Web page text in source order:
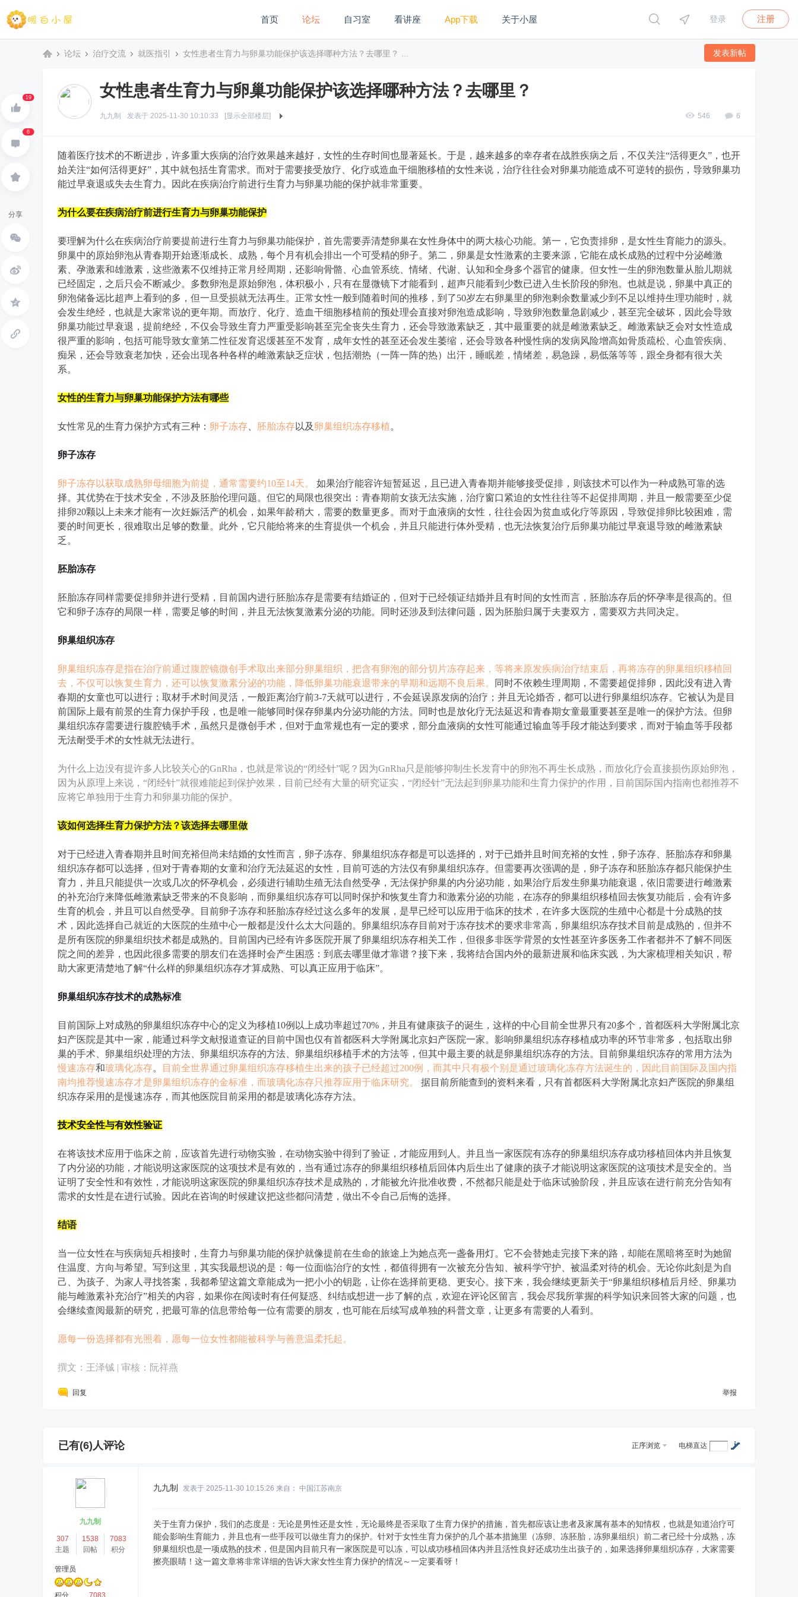
首页 论坛 自习室 看讲座 App下载 关于小屋 登录 注册
论坛 治疗交流
›
就医指引
›
女性患者生育力与卵巢功能保护该选择哪种方法？去哪里？ ... 发表新帖
19
6
分享
女性患者生育力与卵巢功能保护该选择哪种方法？去哪里？
九九制 发表于 2025-11-30 10:10:33 [显示全部楼层] 6
546
随着医疗技术的不断进步，许多重大疾病的治疗效果越来越好，女性的生存时间也显著延长。于是，越来越多的幸存者在战胜疾病之后，不仅关注“活得更久”，也开
始关注“如何活得更好”，其中就包括生育需求。而对于需要接受放疗、化疗或造血干细胞移植的女性来说，治疗往往会对卵巢功能造成不可逆转的损伤，导致卵巢功
能过早衰退或失去生育力。因此在疾病治疗前进行生育力与卵巢功能的保护就非常重要。
为什么要在疾病治疗前进行生育力与卵巢功能保护
要理解为什么在疾病治疗前要提前进行生育力与卵巢功能保护，首先需要弄清楚卵巢在女性身体中的两大核心功能。第一，它负责排卵，是女性生育能力的源头。
卵巢中的原始卵泡从青春期开始逐渐成长、成熟，每个月有机会排出一个可受精的卵子。第二，卵巢是女性激素的主要来源，它能在成长成熟的过程中分泌雌激
素、孕激素和雄激素，这些激素不仅维持正常月经周期，还影响骨骼、心血管系统、情绪、代谢、认知和全身多个器官的健康。但女性一生的卵泡数量从胎儿期就
已经固定，之后只会不断减少。多数卵泡是原始卵泡，体积极小，只有在显微镜下才能看到，超声只能看到少数已进入生长阶段的卵泡。也就是说，卵巢中真正的
卵泡储备远比超声上看到的多，但一旦受损就无法再生。正常女性一般到随着时间的推移，到了50岁左右卵巢里的卵泡剩余数量减少到不足以维持生理功能时，就
会发生绝经，也就是大家常说的更年期。而放疗、化疗、造血干细胞移植前的预处理会直接对卵泡造成影响，导致卵泡数量急剧减少，甚至完全破坏，因此会导致
卵巢功能过早衰退，提前绝经，不仅会导致生育力严重受影响甚至完全丧失生育力，还会导致激素缺乏，其中最重要的就是雌激素缺乏。雌激素缺乏会对女性造成
很严重的影响，包括可能导致女童第二性征发育迟缓甚至不发育，成年女性的甚至还会发生萎缩，还会导致各种慢性病的发病风险增高如骨质疏松、心血管疾病、
痴呆，还会导致衰老加快，还会出现各种各样的雌激素缺乏症状，包括潮热（一阵一阵的热）出汗，睡眠差，情绪差，易急躁，易低落等等，跟全身都有很大关
系。
女性的生育力与卵巢功能保护方法有哪些
女性常见的生育力保护方式有三种： 卵子冻存 胚胎冻存以及 卵巢组织冻存移植。
卵子冻存
卵子冻存以获取成熟卵母细胞为前提，通常需要约10至14天。
如果治疗能容许短暂延迟，且已进入青春期并能够接受促排，则该技术可以作为一种成熟可靠的选
择。其优势在于技术安全，不涉及胚胎伦理问题。但它的局限也很突出：青春期前女孩无法实施，治疗窗口紧迫的女性往往等不起促排周期，并且一般需要至少促
排卵20颗以上未来才能有一次妊娠活产的机会，如果年龄稍大，需要的数量更多。而对于血液病的女性，往往会因为贫血或化疗等原因，导致促排卵比较困难，需
要的时间更长，很难取出足够的数量。此外，它只能给将来的生育提供一个机会，并且只能进行体外受精，也无法恢复治疗后卵巢功能过早衰退导致的雌激素缺
乏。
胚胎冻存
胚胎冻存同样需要促排卵并进行受精，目前国内进行胚胎冻存是需要有结婚证的，但对于已经领证结婚并且有时间的女性而言，胚胎冻存后的怀孕率是很高的。但
它和卵子冻存的局限一样，需要足够的时间，并且无法恢复激素分泌的功能。同时还涉及到法律问题，因为胚胎归属于夫妻双方，需要双方共同决定。
卵巢组织冻存
卵巢组织冻存是指在治疗前通过腹腔镜微创手术取出来部分卵巢组织，把含有卵泡的部分切片冻存起来，等将来原发疾病治疗结束后，再将冻存的卵巢组织移植回
去，不仅可以恢复生育力，还可以恢复激素分泌的功能，降低卵巢功能衰退带来的早期和远期不良后果。
同时不依赖生理周期，不需要超促排卵，因此没有进入青
春期的女童也可以进行；取材手术时间灵活，一般距离治疗前3-7天就可以进行，不会延误原发病的治疗；并且无论婚否，都可以进行卵巢组织冻存。它被认为是目
前国际上最有前景的生育力保护手段，也是唯一能够同时保存卵巢内分泌功能的方法。同时也是放化疗无法延迟和青春期女童最重要甚至是唯一的保护方法。但卵
巢组织冻存需要进行腹腔镜手术，虽然只是微创手术，但对于血常规也有一定的要求，部分血液病的女性可能通过输血等手段才能达到要求，而对于输血等手段都
无法耐受手术的女性就无法进行。
为什么上边没有提许多人比较关心的GnRha，也就是常说的“闭经针”呢？因为GnRha只是能够抑制生长发育中的卵泡不再生长成熟，而放化疗会直接损伤原始卵泡，
因为从原理上来说，“闭经针”就很难能起到保护效果，目前已经有大量的研究证实，“闭经针”无法起到卵巢功能和生育力保护的作用，目前国际国内指南也都推荐不
应将它单独用于生育力和卵巢功能的保护。
该如何选择生育力保护方法？该选择去哪里做
对于已经进入青春期并且时间充裕但尚未结婚的女性而言，卵子冻存、卵巢组织冻存都是可以选择的，对于已婚并且时间充裕的女性，卵子冻存、胚胎冻存和卵巢
组织冻存都可以选择，但对于青春期的女童和治疗无法延迟的女性，目前可选的方法仅有卵巢组织冻存。但需要再次强调的是，卵子冻存和胚胎冻存都只能保护生
育力，并且只能提供一次或几次的怀孕机会，必须进行辅助生殖无法自然受孕，无法保护卵巢的内分泌功能，如果治疗后发生卵巢功能衰退，依旧需要进行雌激素
的补充治疗来降低雌激素缺乏带来的不良影响，而卵巢组织冻存可以同时保护和恢复生育力和激素分泌的功能，在冻存的卵巢组织移植回去恢复功能后，会有许多
生育的机会，并且可以自然受孕。目前卵子冻存和胚胎冻存经过这么多年的发展，是早已经可以应用于临床的技术，在许多大医院的生殖中心都是十分成熟的技
术，因此选择自己就近的大医院的生殖中心一般都是没什么太大问题的。卵巢组织冻存目前对于冻存技术的要求非常高，卵巢组织冻存技术目前是成熟的，但并不
是所有医院的卵巢组织技术都是成熟的。目前国内已经有许多医院开展了卵巢组织冻存相关工作，但很多非医学背景的女性甚至许多医务工作者都并不了解不同医
院之间的差异，也因此很多需要的朋友们在选择时会产生困惑：到底去哪里做才靠谱？接下来，我将结合国内外的最新进展和临床实践，为大家梳理相关知识，帮
助大家更清楚地了解“什么样的卵巢组织冻存才算成熟、可以真正应用于临床”。
卵巢组织冻存技术的成熟标准
目前国际上对成熟的卵巢组织冻存中心的定义为移植10例以上成功率超过70%，并且有健康孩子的诞生，这样的中心目前全世界只有20多个，首都医科大学附属北京
妇产医院是其中一家，能通过科学文献报道查证的目前中国也仅有首都医科大学附属北京妇产医院一家。影响卵巢组织冻存移植成功率的环节非常多，包括取出卵
巢的手术、卵巢组织处理的方法、卵巢组织冻存的方法、卵巢组织移植手术的方法等，但其中最主要的就是卵巢组织冻存的方法。目前卵巢组织冻存的常用方法为
慢速冻存和玻璃化冻存。
目前全世界通过卵巢组织冻存移植生出来的孩子已经超过200例，而其中只有极个别是通过玻璃化冻存方法诞生的，因此目前国际及国内指
南均推荐慢速冻存才是卵巢组织冻存的金标准，而玻璃化冻存只推荐应用于临床研究。
据目前所能查到的资料来看，只有首都医科大学附属北京妇产医院的卵巢组
织冻存采用的是慢速冻存，而其他医院目前采用的都是玻璃化冻存方法。
技术安全性与有效性验证
在将该技术应用于临床之前，应该首先进行动物实验，在动物实验中得到了验证，才能应用到人。并且当一家医院有冻存的卵巢组织冻存成功移植回体内并且恢复
了内分泌的功能，才能说明这家医院的这项技术是有效的，当有通过冻存的卵巢组织移植后回体内后生出了健康的孩子才能说明这家医院的这项技术是安全的。当
证明了安全性和有效性，才能说明这家医院的卵巢组织冻存技术是成熟的，才能被允许批准收费，不然都只能是处于临床试验阶段，并且应该在进行前充分告知有
需求的女性是在进行试验。因此在咨询的时候建议把这些都问清楚，做出不令自己后悔的选择。
结语
当一位女性在与疾病短兵相接时，生育力与卵巢功能的保护就像提前在生命的旅途上为她点亮一盏备用灯。它不会替她走完接下来的路，却能在黑暗将至时为她留
住温度、方向与希望。写到这里，其实我最想说的是：每一位面临治疗的女性，都值得拥有一次被充分告知、被科学守护、被温柔对待的机会。无论你此刻是为自
己、为孩子、为家人寻找答案，我都希望这篇文章能成为一把小小的钥匙，让你在选择前更稳、更安心。接下来，我会继续更新关于“卵巢组织移植后月经、卵巢功
能与雌激素补充治疗”相关的内容，如果你在阅读时有任何疑惑、纠结或想进一步了解的点，欢迎在评论区留言，我会尽我所掌握的科学知识来回答大家的问题，也
会继续查阅最新的研究，把最可靠的信息带给每一位有需要的朋友，也可能在后续写成单独的科普文章，让更多有需要的人看到。
愿每一份选择都有光照着，愿每一位女性都能被科学与善意温柔托起。
撰文：王泽铖 | 审核：阮祥燕
回复 举报
已有(6)人评论 电梯直达
正序浏览
九九制
307
主题
1538
回帖
7083
积分
管理员
积分 7083
九九制 发表于 2025-11-30 10:15:26 来自： 中国江苏南京
关于生育力保护，我们的态度是：无论是男性还是女性，无论最终是否采取了生育力保护的措施，首先都应该让患者及家属有基本的知情权，也就是知道治疗可
能会影响生育能力，并且也有一些手段可以做生育力的保护。针对于女性生育力保护的几个基本措施里（冻卵、冻胚胎，冻卵巢组织）前二者已经十分成熟，冻
卵巢组织也是一项成熟的技术，但是国内目前只有一家医院是可以冻，可以成功移植回体内并且活性良好还成功生出孩子的，如果选择卵巢组织冻存，大家需要
擦亮眼睛！这一篇文章将非常详细的告诉大家女性生育力保护的情况～一定要看呀！